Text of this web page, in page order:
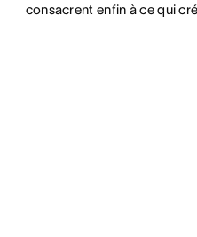
consacrent enfin à ce qui